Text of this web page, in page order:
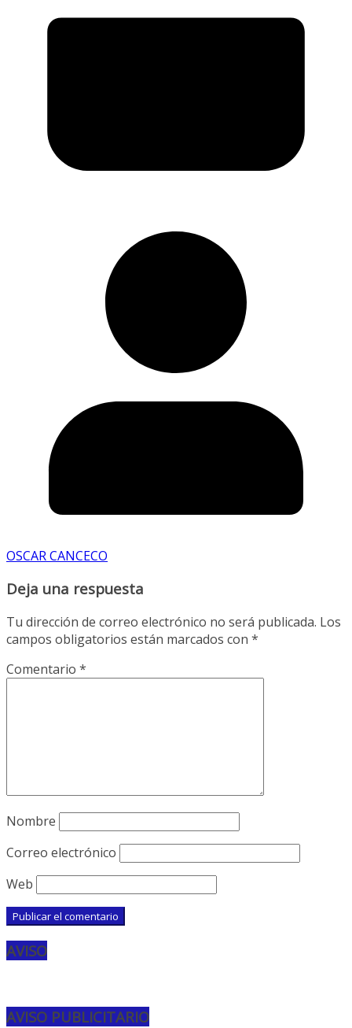
OSCAR CANCECO
Deja una respuesta
Tu dirección de correo electrónico no será publicada. Los
campos obligatorios están marcados con *
Comentario *
Nombre
Correo electrónico
Web
AVISO
AVISO PUBLICITARIO